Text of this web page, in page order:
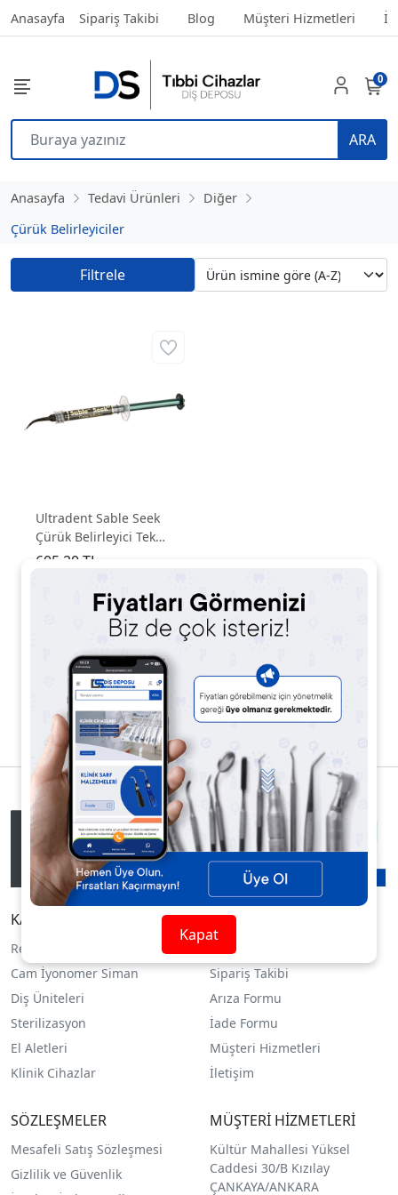
Anasayfa Sipariş Takibi Blog Müşteri Hizmetleri
ARA
0
Anasayfa Tedavi Ürünleri
Diğer
Çürük Belirleyiciler
Filtrele
Ultradent Sable Seek
Çürük Belirleyici Tek
Tüp
605,20 TL
1
KATEGORİLER
Restoratif Dolgu
Cam İyonomer Siman
Diş Üniteleri
Sterilizasyon
El Aletleri
Klinik Cihazlar
YARDIM
Siparişlerim
Sipariş Takibi
Arıza Formu
İade Formu
Müşteri Hizmetleri
İletişim
SÖZLEŞMELER
Mesafeli Satış Sözleşmesi
Gizlilik ve Güvenlik
MÜŞTERİ HİZMETLERİ
Kültür Mahallesi Yüksel
Caddesi 30/B Kızılay
ÇANKAYA/ANKARA
Kapat